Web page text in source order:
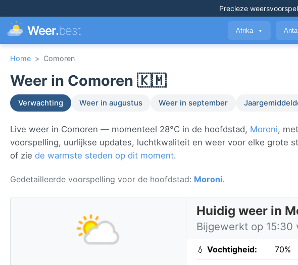
Precieze
Weer.best Afrika ▼
Home > Comoren
Weer in Comoren 🇰🇲
Verwachting Weer in augustus Weer in september
Live weer in Comoren — momenteel 28°C in de hoofdstad, Moroni,
voorspelling, uurlijkse updates, luchtkwaliteit en weer voor elke grote
of zie de warmste steden op dit moment.
Gedetailleerde voorspelling voor de hoofdstad: Moroni.
Huidig weer in
Bijgewerkt op 15:30
💧 Vochtigheid: 70%